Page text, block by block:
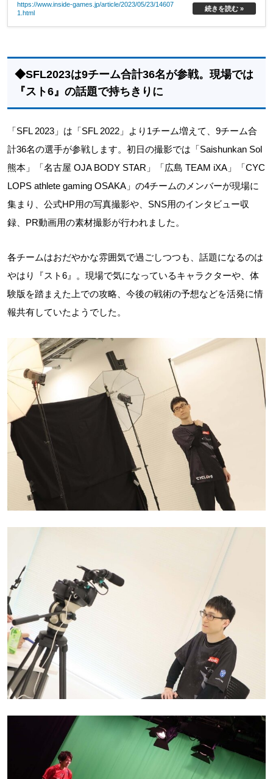
https://www.inside-games.jp/article/2023/05/23/14607
1.html
続きを読む »
◆SFL2023は9チーム合計36名が参戦。現場では
『スト6』の話題で持ちきりに
「SFL 2023」は「SFL 2022」より1チーム増えて、9チーム合
計36名の選手が参戦します。初日の撮影では「Saishunkan Sol
熊本」「名古屋 OJA BODY STAR」「広島 TEAM iXA」「CYC
LOPS athlete gaming OSAKA」の4チームのメンバーが現場に
集まり、公式HP用の写真撮影や、SNS用のインタビュー収
録、PR動画用の素材撮影が行われました。
各チームはおだやかな雰囲気で過ごしつつも、話題になるのは
やはり『スト6』。現場で気になっているキャラクターや、体
験版を踏まえた上での攻略、今後の戦術の予想などを活発に情
報共有していたようでした。